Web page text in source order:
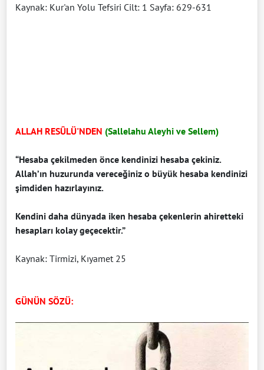
Kaynak: Kur'an Yolu Tefsiri Cilt: 1 Sayfa: 629-631
ALLAH RESÛLÜ'NDEN (Sallelahu Aleyhi ve Sellem)
“Hesaba çekilmeden önce kendinizi hesaba çekiniz.
Allah’ın huzurunda vereceğiniz o büyük hesaba kendinizi
şimdiden hazırlayınız.
Kendini daha dünyada iken hesaba çekenlerin ahiretteki
hesapları kolay geçecektir.”
Kaynak: Tirmizi, Kıyamet 25
GÜNÜN SÖZÜ: